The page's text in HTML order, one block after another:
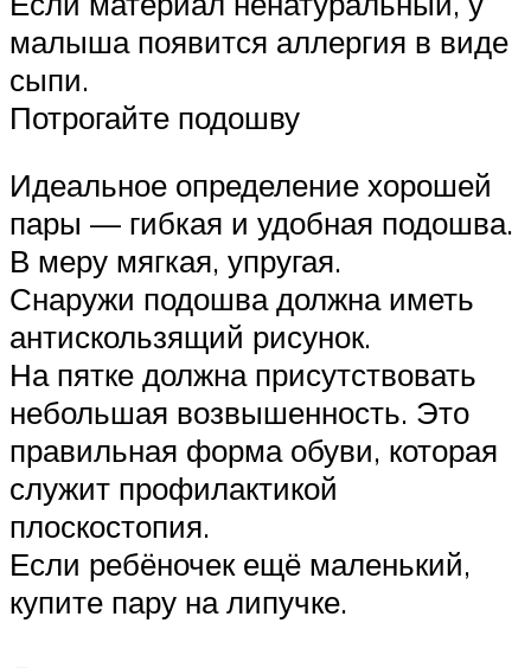
малыша появится аллергия в виде
сыпи.
Потрогайте подошву
Идеальное определение хорошей
пары — гибкая и удобная подошва.
В меру мягкая, упругая.
Снаружи подошва должна иметь
антискользящий рисунок.
На пятке должна присутствовать
небольшая возвышенность. Это
правильная форма обуви, которая
служит профилактикой
плоскостопия.
Если ребёночек ещё маленький,
купите пару на липучке.